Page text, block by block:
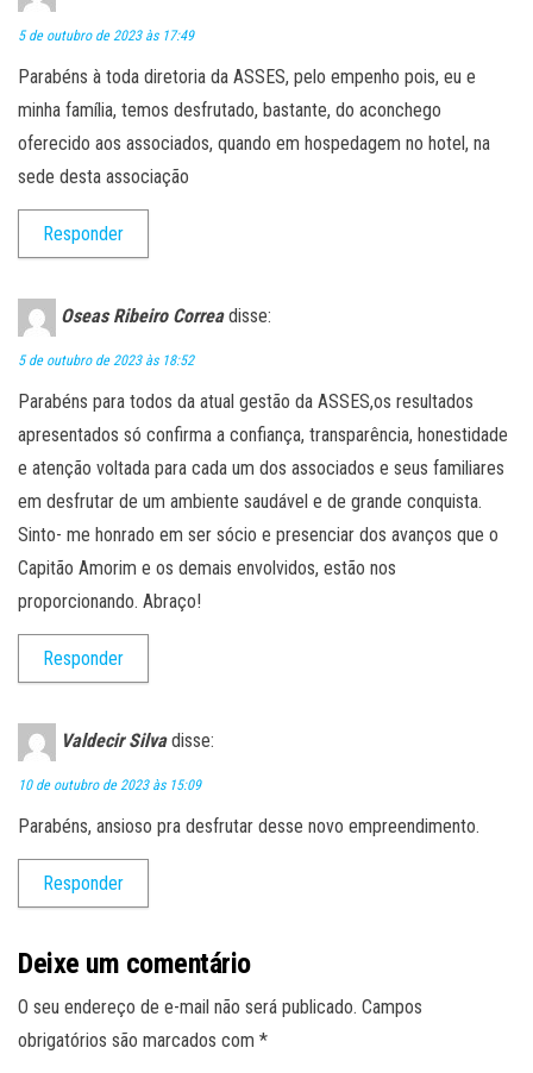
5 de outubro de 2023 às 17:49
Parabéns à toda diretoria da ASSES, pelo empenho pois, eu e
minha família, temos desfrutado, bastante, do aconchego
oferecido aos associados, quando em hospedagem no hotel, na
sede desta associação
Responder
Oseas Ribeiro Correa disse:
5 de outubro de 2023 às 18:52
Parabéns para todos da atual gestão da ASSES,os resultados
apresentados só confirma a confiança, transparência, honestidade
e atenção voltada para cada um dos associados e seus familiares
em desfrutar de um ambiente saudável e de grande conquista.
Sinto- me honrado em ser sócio e presenciar dos avanços que o
Capitão Amorim e os demais envolvidos, estão nos
proporcionando. Abraço!
Responder
Valdecir Silva disse:
10 de outubro de 2023 às 15:09
Parabéns, ansioso pra desfrutar desse novo empreendimento.
Responder
Deixe um comentário
O seu endereço de e-mail não será publicado. Campos
obrigatórios são marcados com *